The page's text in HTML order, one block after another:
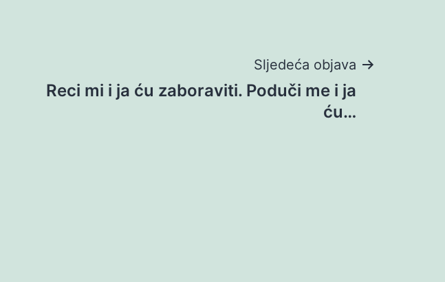
Sljedeća objava
Reci mi i ja ću zaboraviti. Poduči me i ja
ću…